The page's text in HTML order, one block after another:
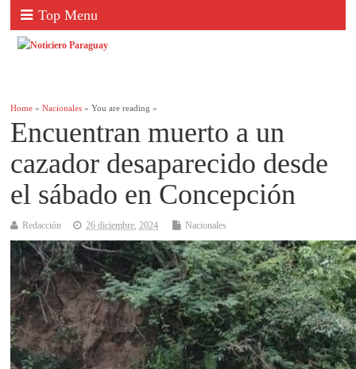
Top Menu
Home »Nacionales » You are reading »
Encuentran muerto a un
cazador desaparecido desde
el sábado en Concepción
Redacción 26 diciembre, 2024 Nacionales